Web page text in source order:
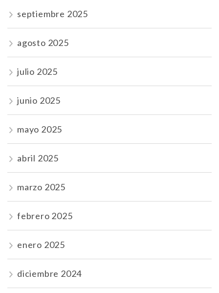
septiembre 2025
agosto 2025
julio 2025
junio 2025
mayo 2025
abril 2025
marzo 2025
febrero 2025
enero 2025
diciembre 2024